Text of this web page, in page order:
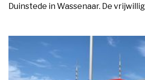
Duinstede in Wassenaar. De